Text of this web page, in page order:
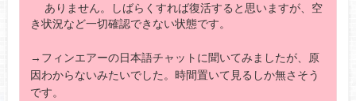
ありません。しばらくすれば復活すると思いますが、空
き状況など一切確認できない状態です。
→フィンエアーの日本語チャットに聞いてみましたが、原
因わからないみたいでした。時間置いて見るしか無さそう
です。